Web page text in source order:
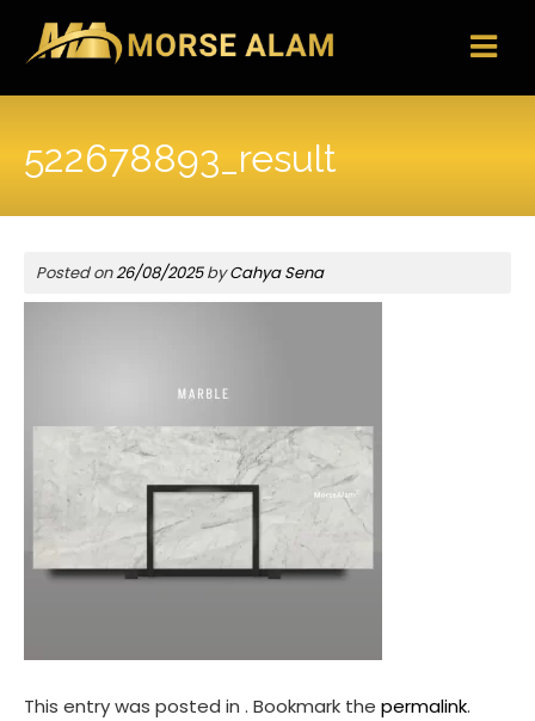
content
522678893_result
Posted on26/08/2025byCahya Sena
This entry was posted in . Bookmark the permalink.